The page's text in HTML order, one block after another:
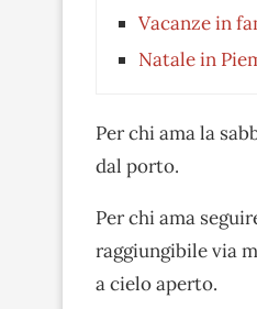
Vacanze in
Natale in
Per chi ama la
dal porto.
Per chi ama
raggiungibile via
a cielo aperto.